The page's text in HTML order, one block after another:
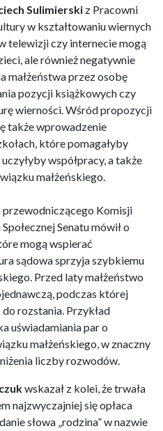
Sulimierski z Pracowni
w kształtowaniu wiernych
telewizji czy internecie mogą
ale również negatywnie
małżeństwa przez osobę
pozycji książkowych czy
wierności. Wśród propozycji
także wprowadzenie
które pomagałyby
współpracy, a także
małżeńskiego.
przewodniczącego Komisji
Senatu mówił o
mogą wspierać
sądowa sprzyja szybkiemu
Przed laty małżeństwo
podczas której
rozstania. Przykład
uświadamiania par o
małżeńskiego, w znaczny
liczby rozwodów.
wskazał z kolei, że trwała
najzwyczajniej się opłaca
słowa „rodzina” w nazwie